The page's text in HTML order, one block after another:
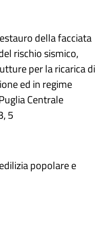
della facciata
rischio sismico,
per la ricarica di
ed in regime
Centrale
5
popolare e